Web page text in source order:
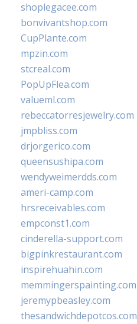
shoplegacee.com
bonvivantshop.com
CupPlante.com
mpzin.com
stcreal.com
PopUpFlea.com
valueml.com
rebeccatorresjewelry.com
jmpbliss.com
drjorgerico.com
queensushipa.com
wendyweimerdds.com
ameri-camp.com
hrsreceivables.com
empconst1.com
cinderella-support.com
bigpinkrestaurant.com
inspirehuahin.com
memmingerspainting.com
jeremypbeasley.com
thesandwichdepotcos.com